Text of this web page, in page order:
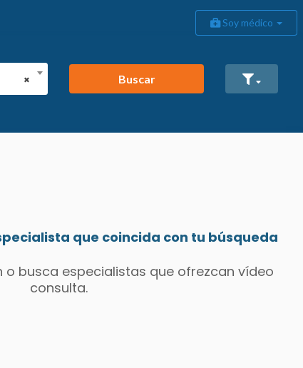
Soy médico
×
Buscar
que coincida con tu búsqueda
busca especialistas que ofrezcan vídeo
consulta.